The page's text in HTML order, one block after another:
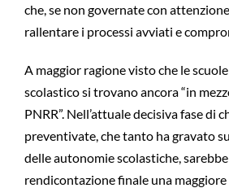
che, se non governate con
rallentare i processi avviati e
A maggior ragione visto che le
scolastico si trovano ancora “in
PNRR”. Nell’attuale decisiva fase di
preventivate, che tanto ha gravato
delle autonomie scolastiche,
rendicontazione finale una